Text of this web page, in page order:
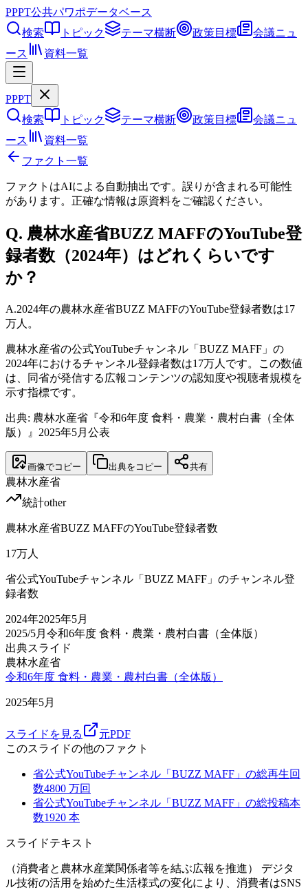
PPPT公共パワポデータベース
検索
トピック テーマ横断 政策目標
会議ニュ
ース
資料一覧
PPPT
検索
トピック テーマ横断 政策目標
会議ニュ
ース
資料一覧
ファクト一覧
ファクトはAIによる自動抽出です。誤りが含まれる可能性
があります。正確な情報は原資料をご確認ください。
Q. 農林水産省BUZZ MAFFのYouTube登
録者数（2024年）はどれくらいです
か？
A.2024年の農林水産省BUZZ MAFFのYouTube登録者数は17
万人。
農林水産省の公式YouTubeチャンネル「BUZZ MAFF」の
2024年におけるチャンネル登録者数は17万人です。この数値
は、同省が発信する広報コンテンツの認知度や視聴者規模を
示す指標です。
出典: 農林水産省『令和6年度 食料・農業・農村白書（全体
版）』2025年5月公表
画像でコピー 出典をコピー 共有
農林水産省
統計other
農林水産省BUZZ MAFFのYouTube登録者数
17万人
省公式YouTubeチャンネル「BUZZ MAFF」のチャンネル登
録者数
2024年2025年5月
2025/5月 令和6年度 食料・農業・農村白書（全体版）
出典スライド
農林水産省
令和6年度 食料・農業・農村白書（全体版）
2025年5月
スライドを見る
元PDF
このスライドの他のファクト
省公式YouTubeチャンネル「BUZZ MAFF」の総再生回
数4800 万回
省公式YouTubeチャンネル「BUZZ MAFF」の総投稿本
数1920 本
スライドテキスト
（消費者と農林水産業関係者等を結ぶ広報を推進） デジタ
ル技術の活用を始めた生活様式の変化により、消費者はSNS